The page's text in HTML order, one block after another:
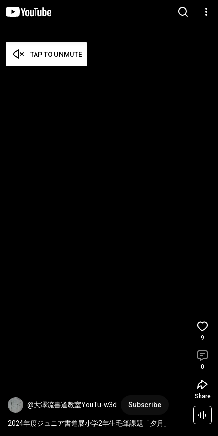
TAP TO UNMUTE
@大澤流書道教室YouTu-w3d Subscribe
2024年度ジュニア書道展小学2年生毛筆課題「夕月」
9
0
Share